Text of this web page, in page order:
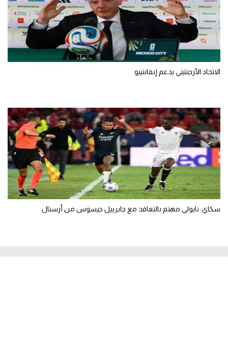
الاتحاد الأرجنتيني يدعم إنفانتينو
سكاي: نابولي مهتم بالتعاقد مع جابرييل جيسوس من أرسنال